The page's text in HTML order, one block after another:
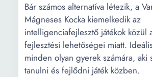
Bár számos alternatíva létezik, a
Mágneses Kocka kiemelkedik az
intelligenciafejlesztő játékok közül
fejlesztési lehetőségei miatt.
minden olyan gyerek számára, aki
tanulni és fejlődni játék közben.